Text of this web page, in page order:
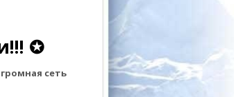
✪
сеть